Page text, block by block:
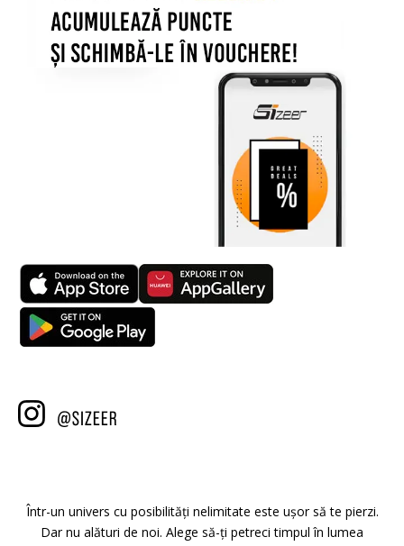
Într-un univers cu posibilități nelimitate este ușor să te pierzi.
Dar nu alături de noi. Alege să-ți petreci timpul în lumea